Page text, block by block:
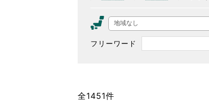
東京2020大会の軌
地域なし
フリーワード
全1451件